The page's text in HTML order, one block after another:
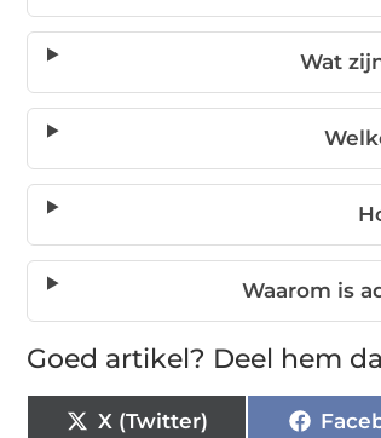
Wat
Waarom is
Goed artikel? Deel hem
X (Twitter)